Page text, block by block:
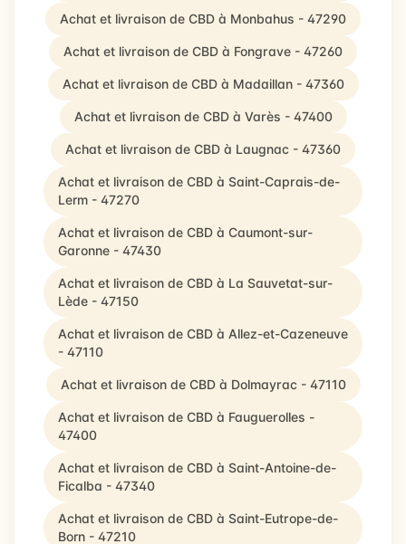
Achat et livraison de CBD à Monbahus - 47290
Achat et livraison de CBD à Fongrave - 47260
Achat et livraison de CBD à Madaillan - 47360
Achat et livraison de CBD à Varès - 47400
Achat et livraison de CBD à Laugnac - 47360
Achat et livraison de CBD à Saint-Caprais-de-
Lerm - 47270
Achat et livraison de CBD à Caumont-sur-
Garonne - 47430
Achat et livraison de CBD à La Sauvetat-sur-
Lède - 47150
Achat et livraison de CBD à Allez-et-Cazeneuve
- 47110
Achat et livraison de CBD à Dolmayrac - 47110
Achat et livraison de CBD à Fauguerolles -
47400
Achat et livraison de CBD à Saint-Antoine-de-
Ficalba - 47340
Achat et livraison de CBD à Saint-Eutrope-de-
Born - 47210